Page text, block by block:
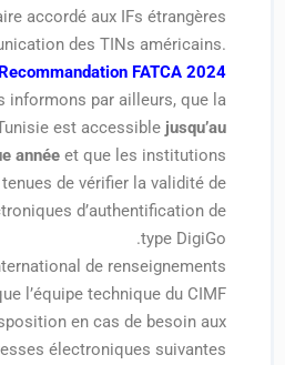
accordé aux IFs étrangères
communication des TINs américains.
Recommandation FATCA 2024
.
vous informons par ailleurs, que la
IDES Tunisie est accessiblejusqu’au
chaque annéeet que les institutions
sont tenues de vérifier la validité de
électroniques d’authentification de
type DigiGo.
international de renseignements
ainsi que l’équipe technique du CIMF
disposition en cas de besoin aux
adresses électroniques suivantes :